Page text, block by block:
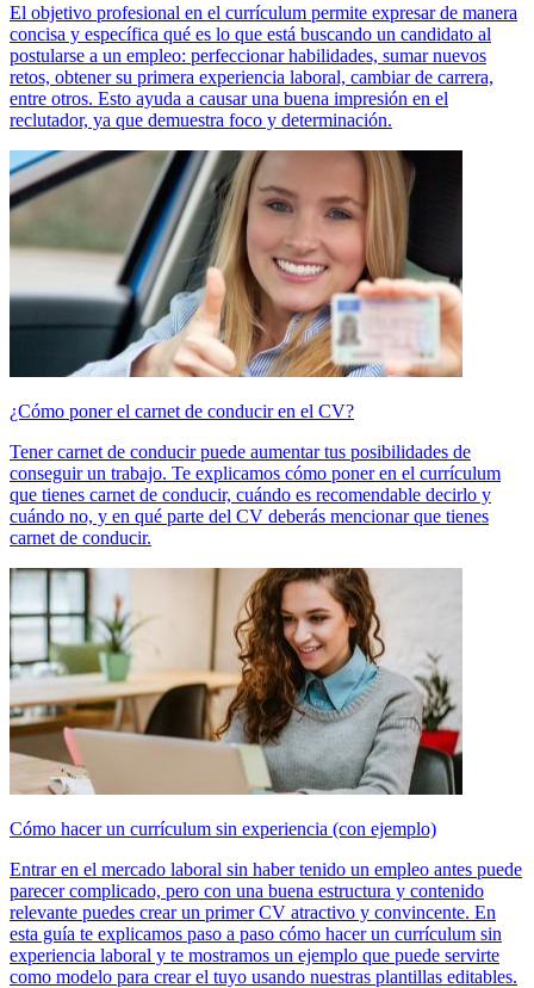
El objetivo profesional en el currículum permite expresar de manera
concisa y específica qué es lo que está buscando un candidato al
postularse a un empleo: perfeccionar habilidades, sumar nuevos
retos, obtener su primera experiencia laboral, cambiar de carrera,
entre otros. Esto ayuda a causar una buena impresión en el
reclutador, ya que demuestra foco y determinación.
¿Cómo poner el carnet de conducir en el CV?
Tener carnet de conducir puede aumentar tus posibilidades de
conseguir un trabajo. Te explicamos cómo poner en el currículum
que tienes carnet de conducir, cuándo es recomendable decirlo y
cuándo no, y en qué parte del CV deberás mencionar que tienes
carnet de conducir.
Cómo hacer un currículum sin experiencia (con ejemplo)
Entrar en el mercado laboral sin haber tenido un empleo antes puede
parecer complicado, pero con una buena estructura y contenido
relevante puedes crear un primer CV atractivo y convincente. En
esta guía te explicamos paso a paso cómo hacer un currículum sin
experiencia laboral y te mostramos un ejemplo que puede servirte
como modelo para crear el tuyo usando nuestras plantillas editables.